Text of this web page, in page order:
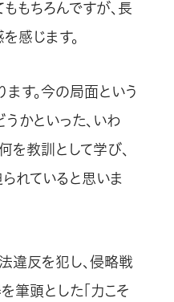
もちろんですが、長
感じます。
す。今の局面という
かといった、いわ
を教訓として学び、
れていると思いま
違反を犯し、侵略戦
筆頭とした「力こそ